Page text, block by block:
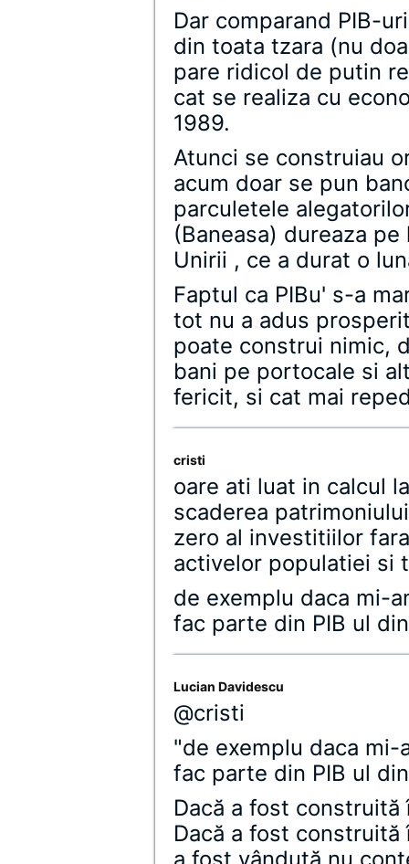
Dar comparand PIB-
din toata tzara (nu
pare ridicol de putin
cat se realiza cu
1989.
Atunci se construiau
acum doar se pun
parculetele
(Baneasa) dureaza
Unirii , ce a durat o
Faptul ca PIBu' s-a
tot nu a adus
poate construi nimic,
bani pe portocale si
fericit, si cat mai
cristi
oare ati luat in calcul
scaderea
zero al investitiilor
activelor populatiei si
de exemplu daca mi-
fac parte din PIB ul
Lucian Davidescu
@cristi
"de exemplu daca mi-
fac parte din PIB ul
Dacă a fost
Dacă a fost